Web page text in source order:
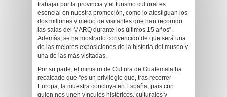
trabajar por la provincia y el turismo cultural es
esencial en nuestra promoción, como lo atestiguan los
dos millones y medio de visitantes que han recorrido
las salas del MARQ durante los últimos 15 años”.
Además, se ha mostrado convencido de que será una
de las mejores exposiciones de la historia del museo y
una de las más visitadas.
Por su parte, el ministro de Cultura de Guatemala ha
recalcado que “es un privilegio que, tras recorrer
Europa, la muestra concluya en España, país con
quien nos unen vínculos históricos, culturales y